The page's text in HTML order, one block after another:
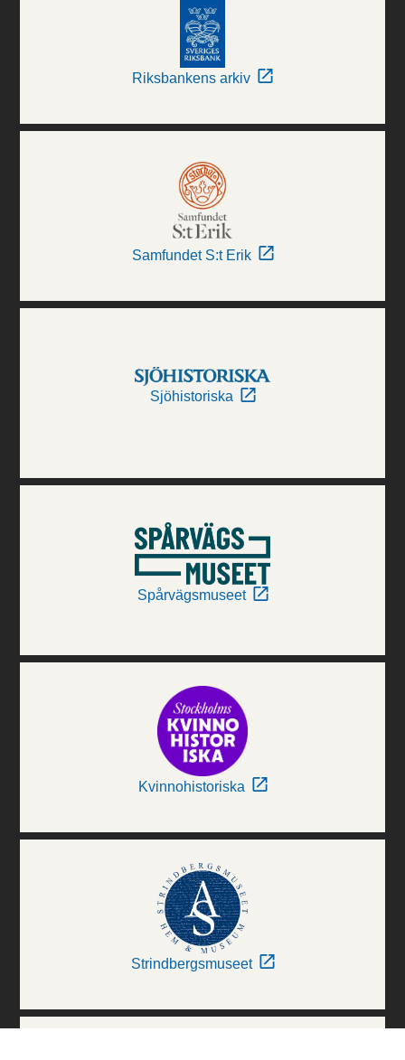
Riksbankens arkiv
Samfundet S:t Erik
Sjöhistoriska
Spårvägsmuseet
Kvinnohistoriska
Strindbergsmuseet